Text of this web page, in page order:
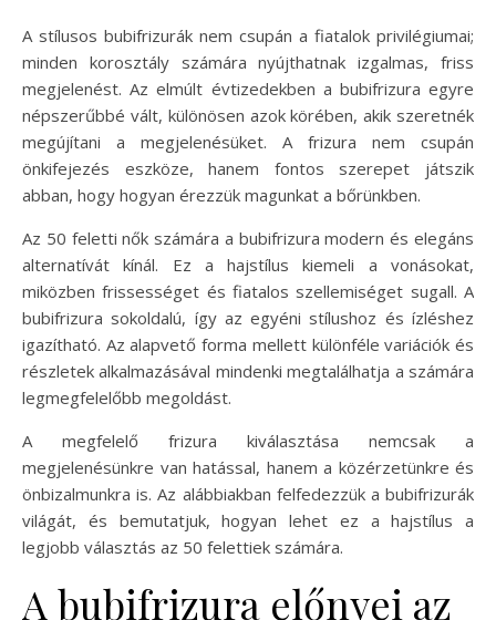
A stílusos bubifrizurák nem csupán a fiatalok privilégiumai;
minden korosztály számára nyújthatnak izgalmas, friss
megjelenést. Az elmúlt évtizedekben a bubifrizura egyre
népszerűbbé vált, különösen azok körében, akik szeretnék
megújítani a megjelenésüket. A frizura nem csupán
önkifejezés eszköze, hanem fontos szerepet játszik
abban, hogy hogyan érezzük magunkat a bőrünkben.
Az 50 feletti nők számára a bubifrizura modern és elegáns
alternatívát kínál. Ez a hajstílus kiemeli a vonásokat,
miközben frissességet és fiatalos szellemiséget sugall. A
bubifrizura sokoldalú, így az egyéni stílushoz és ízléshez
igazítható. Az alapvető forma mellett különféle variációk és
részletek alkalmazásával mindenki megtalálhatja a számára
legmegfelelőbb megoldást.
A megfelelő frizura kiválasztása nemcsak a
megjelenésünkre van hatással, hanem a közérzetünkre és
önbizalmunkra is. Az alábbiakban felfedezzük a bubifrizurák
világát, és bemutatjuk, hogyan lehet ez a hajstílus a
legjobb választás az 50 felettiek számára.
A bubifrizura előnyei az